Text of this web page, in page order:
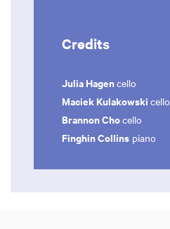
Credits
Julia Hagencello
Maciek Kulakowski cello
Brannon Chocello
Finghin Collins piano